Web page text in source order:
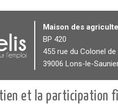
Maison des
BP 420
455 rue du Colonel de
39006 Lons-le-
et la participation